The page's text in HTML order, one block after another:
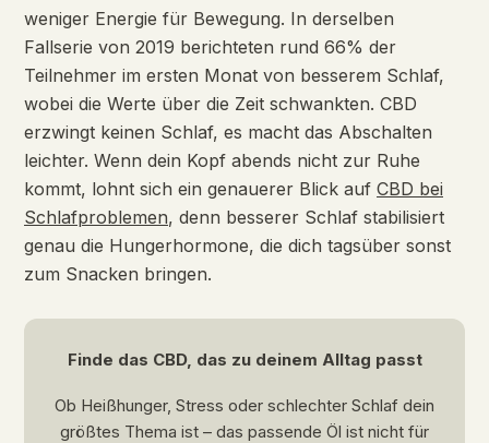
weniger Energie für Bewegung. In derselben
Fallserie von 2019 berichteten rund 66% der
Teilnehmer im ersten Monat von besserem Schlaf,
wobei die Werte über die Zeit schwankten. CBD
erzwingt keinen Schlaf, es macht das Abschalten
leichter. Wenn dein Kopf abends nicht zur Ruhe
kommt, lohnt sich ein genauerer Blick auf CBD bei
Schlafproblemen, denn besserer Schlaf stabilisiert
genau die Hungerhormone, die dich tagsüber sonst
zum Snacken bringen.
Finde das CBD, das zu deinem Alltag passt
Ob Heißhunger, Stress oder schlechter Schlaf dein
größtes Thema ist – das passende Öl ist nicht für